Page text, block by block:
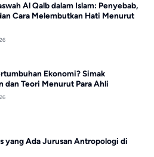
Al Qalb dalam Islam: Penyebab,
Cara Melembutkan Hati Menurut
Ekonomi? Simak
dan Teori Menurut Para Ahli
yang Ada Jurusan Antropologi di